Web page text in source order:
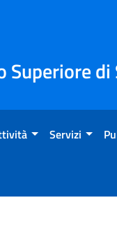
Superiore di
Servizi